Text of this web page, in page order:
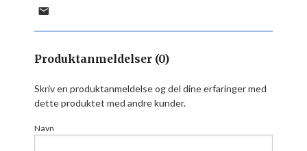
Produktanmeldelser (0)
Skriv en produktanmeldelse og del dine erfaringer med
dette produktet med andre kunder.
Navn